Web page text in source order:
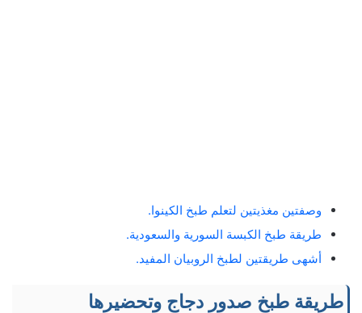
وصفتين مغذيتين لتعلم طبخ الكينوا.
طريقة طبخ الكبسة السورية والسعودية.
أشهى طريقتين لطبخ الروبيان المفيد.
طريقة طبخ صدور دجاج وتحضيرها